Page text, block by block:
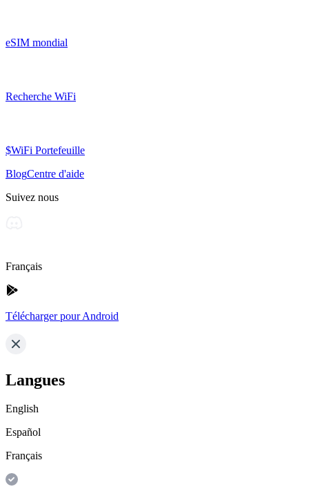
eSIM mondial
Recherche WiFi
$WiFi Portefeuille
BlogCentre d'aide
Suivez nous
Français
Télécharger pour Android
Langues
English
Español
Français